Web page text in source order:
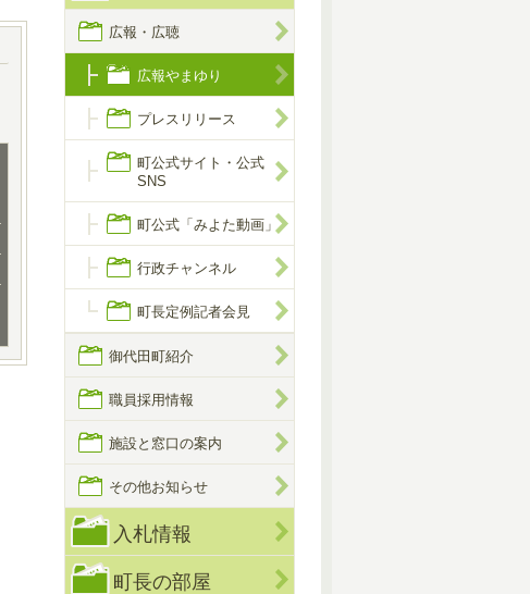
広報・広聴
広報やまゆり
プレスリリース
町公式サイト・公式
SNS
町公式「みよた動画」
行政チャンネル
町長定例記者会見
御代田町紹介
職員採用情報
施設と窓口の案内
その他お知らせ
入札情報
町長の部屋